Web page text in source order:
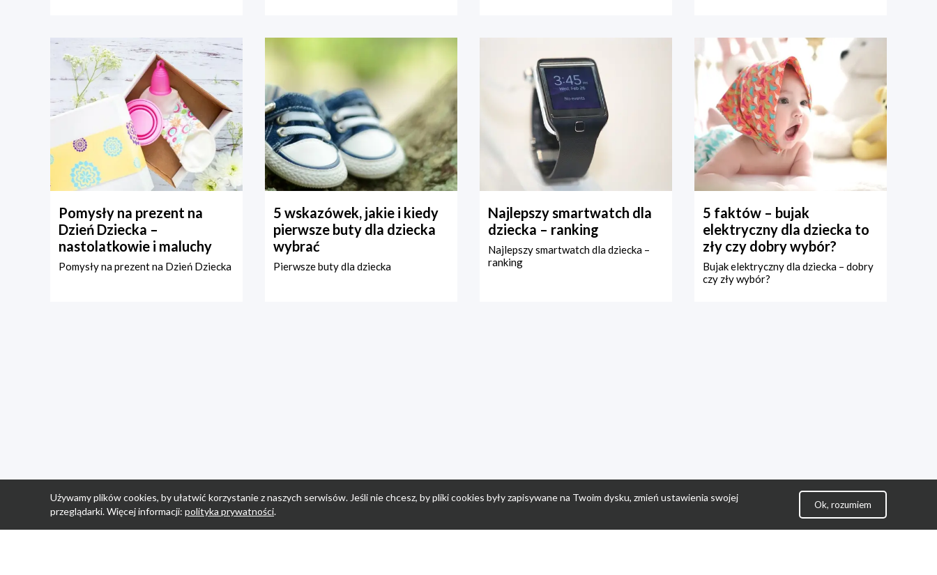
Pomysły na prezent na
Dzień Dziecka –
nastolatkowie i maluchy
Pomysły na prezent na Dzień Dziecka
5 wskazówek, jakie i kiedy
pierwsze buty dla dziecka
wybrać
Pierwsze buty dla dziecka
Najlepszy smartwatch dla
dziecka – ranking
Najlepszy smartwatch dla dziecka –
ranking
5 faktów – bujak
elektryczny dla dziecka to
zły czy dobry wybór?
Bujak elektryczny dla dziecka – dobry
czy zły wybór?
Używamy plików cookies, by ułatwić korzystanie z naszych serwisów. Jeśli nie chcesz, by pliki cookies były zapisywane na Twoim dysku, zmień ustawienia swojej
przeglądarki. Więcej informacji: polityka prywatności.
Ok, rozumiem